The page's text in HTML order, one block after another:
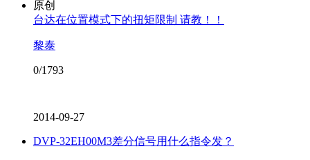
原创
台达在位置模式下的扭矩限制 请教！！
黎泰
0/1793
2014-09-27
DVP-32EH00M3差分信号用什么指令发？